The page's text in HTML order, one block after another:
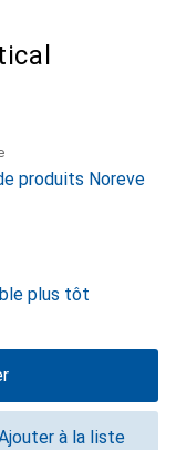
produits Noreve
plus tôt
à la liste